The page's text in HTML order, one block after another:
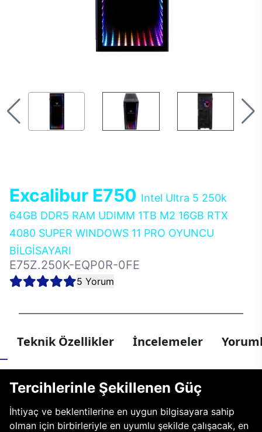
Excalibur E750 Intel Ultra 5 250k
64GB DDR5 RAM UDIMM 1TB M2 16GB RTX
4080 SUPER WINDOWS 11 PRO OYUNCU
BİLGİSAYARI
E75Z.250K-EQP0R-0FE
5 Yorum
Teknik Özellikler İncelemeler
Tercihlerinle Şekillenen Güç
İhtiyaç ve beklentilerine en uygun bilgisayara sahip
olman için birbirleriyle en uyumlu şekilde çalışacak, en